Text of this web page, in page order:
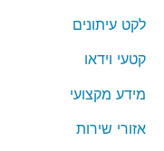
לקט עיתונים
קטעי וידאו
מידע מקצועי
אזורי שירות